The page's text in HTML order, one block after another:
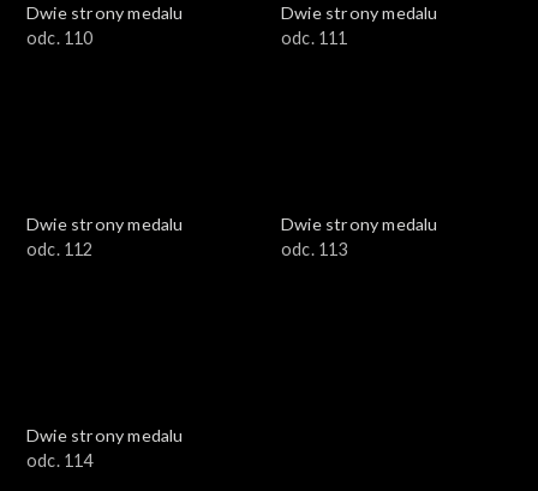
Dwie strony medalu
odc. 110
Dwie strony medalu
odc. 111
Dwie strony medalu
odc. 112
Dwie strony medalu
odc. 113
Dwie strony medalu
odc. 114